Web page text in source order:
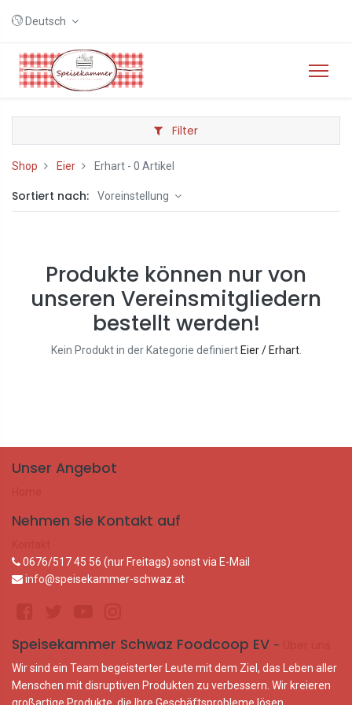
Deutsch
Filter
Shop Eier Erhart - 0 Artikel
Sortiert nach: Voreinstellung
Produkte können nur von
unseren Vereinsmitgliedern
bestellt werden!
Kein Produkt in der Kategorie definiert Eier / Erhart.
Unser Angebot
Nehmen Sie Kontakt auf
0676/517 45 56 (nur Freitags) sonst via E-Mail
info@speisekammer-schwaz.at
Speisekammer Schwaz Foodcoop EV -
Wir sind ein Team begeisterter Leute mit dem Ziel, das Leben aller
Menschen mit disruptiven Produkten zu verbessern. Wir kreieren